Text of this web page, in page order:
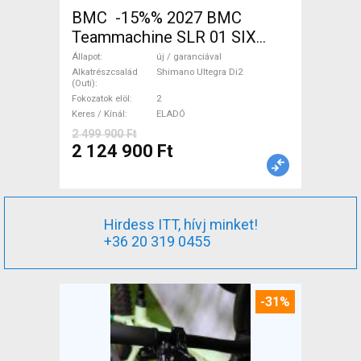
BMC -15%% 2027 BMC
Teammachine SLR 01 SIX
Ultegra Di2 Országúti
Shimano Ultegra Di2 tárcsafék
új / garanciával ELADÓ
Állapot
új / garanciával
Alkatrészcsalád
(Outi)
Shimano Ultegra Di2
Fokozatok elöl
2
Keres / Kínál
ELADÓ
2 499 900 Ft
2 124 900 Ft
Hirdess ITT, hívj minket!
+36 20 319 0455
-31%